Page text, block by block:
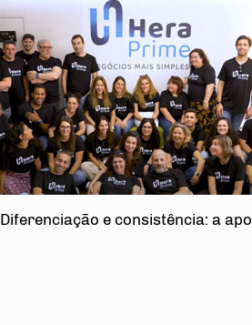
Diferenciação e consistência: a